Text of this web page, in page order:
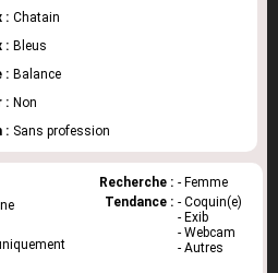
: Chatain
: Bleus
: Balance
: Non
: Sans profession
Recherche : - Femme
Tendance : - Coquin(e)
- Exib
- Webcam
- Autres